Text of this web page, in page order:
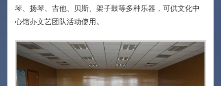
琴、扬琴、吉他、贝斯、架子鼓等多种乐器，可供文化中
心馆办文艺团队活动使用。